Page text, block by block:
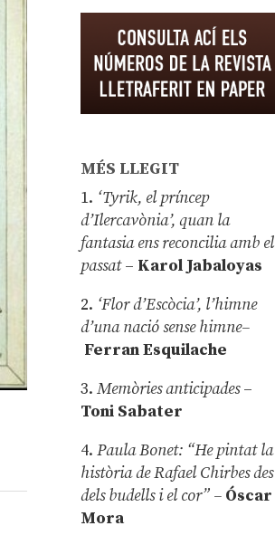
MÉS LLEGIT
1. ‘Tyrik, el príncep
d’Ilercavònia’, quan la
fantasia ens reconcilia amb el
passat– Karol Jabaloyas
2. ‘Flor d’Escòcia’, l’himne
d’una nació sense himne–
Ferran Esquilache
3.Memòries anticipades–
Toni Sabater
4.Paula Bonet: “He pintat la
història de Rafael Chirbes des
dels budells i el cor” – Óscar
Mora